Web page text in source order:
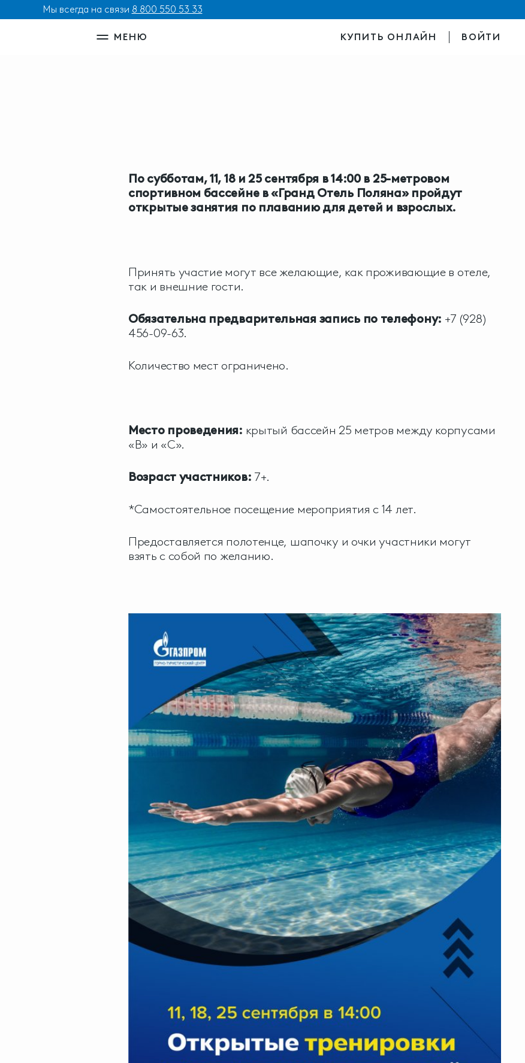
Мы всегда на связи 8 800 550 53 33
МЕНЮ КУПИТЬ ОНЛАЙН ВОЙТИ
По субботам, 11, 18 и 25 сентября в 14:00 в 25-метровом
спортивном бассейне в «Гранд Отель Поляна» пройдут
открытые занятия по плаванию для детей и взрослых.
Принять участие могут все желающие, как проживающие в отеле,
так и внешние гости.
Обязательна предварительная запись по телефону: +7 (928)
456-09-63.
Количество мест ограничено.
Место проведения: крытый бассейн 25 метров между корпусами
«В» и «С».
Возраст участников: 7+.
*Самостоятельное посещение мероприятия с 14 лет.
Предоставляется полотенце, шапочку и очки участники могут
взять с собой по желанию.